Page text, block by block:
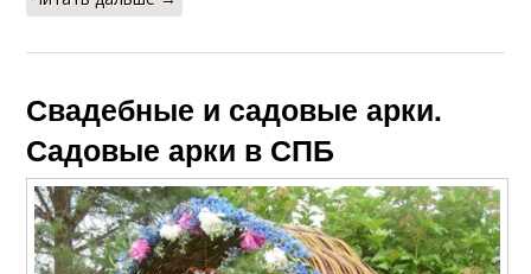
Свадебные и садовые арки.
Садовые арки в СПБ